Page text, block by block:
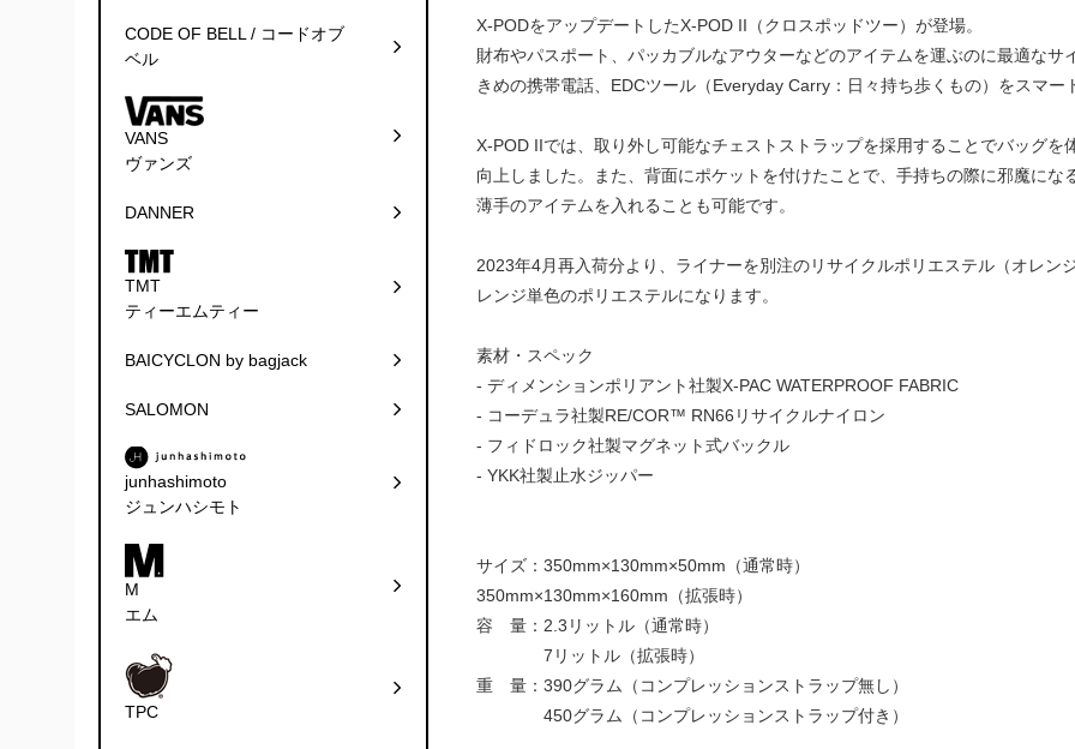
X-PODをアップデートしたX-POD II（クロスポッドツー）が登場。
財布やパスポート、パッカブルなアウターなどのアイテムを運ぶのに最適な
きめの携帯電話、EDCツール（Everyday Carry：日々持ち歩くもの）をスマ
X-POD IIでは、取り外し可能なチェストストラップを採用することでバッグ
向上しました。また、背面にポケットを付けたことで、手持ちの際に邪魔に
薄手のアイテムを入れることも可能です。
2023年4月再入荷分より、ライナーを別注のリサイクルポリエステル（オレン
レンジ単色のポリエステルになります。
素材・スペック
- ディメンションポリアント社製X-PAC WATERPROOF FABRIC
- コーデュラ社製RE/COR™ RN66リサイクルナイロン
- フィドロック社製マグネット式バックル
- YKK社製止水ジッパー
サイズ：350mm×130mm×50mm（通常時）
350mm×130mm×160mm（拡張時）
容 量：2.3リットル（通常時）
7リットル（拡張時）
重 量：390グラム（コンプレッションストラップ無し）
450グラム（コンプレッションストラップ付き）
CODE OF BELL / コードオブ
ベル
VANS
ヴァンズ
DANNER
TMT
ティーエムティー
BAICYCLON by bagjack
SALOMON
junhashimoto
ジュンハシモト
M
エム
TPC